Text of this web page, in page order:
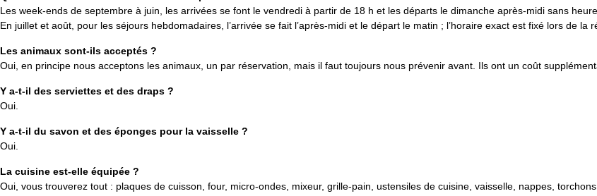
Les week-ends de septembre à juin, les arrivées se font le vendredi à partir de 18 h et les départs le dimanche après-midi sans
En juillet et août, pour les séjours hebdomadaires, l’arrivée se fait l’après-midi et le départ le matin ; l’horaire exact est fixé lors de la
Les animaux sont-ils acceptés ?
Oui, en principe nous acceptons les animaux, un par réservation, mais il faut toujours nous prévenir avant. Ils ont un coût
Y a-t-il des serviettes et des draps ?
Oui.
Y a-t-il du savon et des éponges pour la vaisselle ?
Oui.
La cuisine est-elle équipée ?
Oui, vous trouverez tout : plaques de cuisson, four, micro-ondes, mixeur, grille-pain, ustensiles de cuisine, vaisselle, nappes,